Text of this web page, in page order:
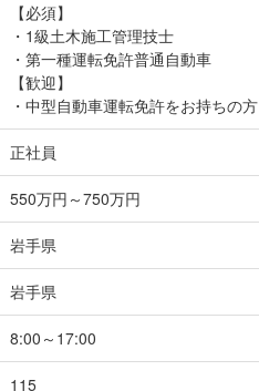
【必須】
・1級土木施工管理技士
・第一種運転免許普通自動車
【歓迎】
・中型自動車運転免許をお持ちの方
正社員
550万円～750万円
岩手県
岩手県
8:00～17:00
115